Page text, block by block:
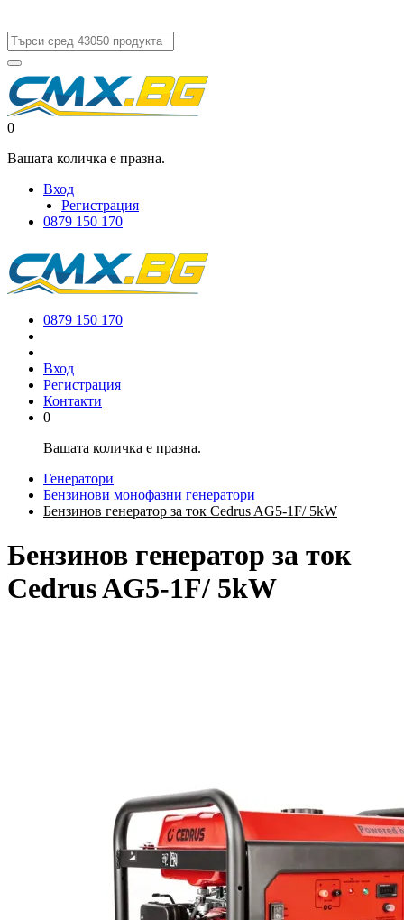
0
Вашата количка е празна.
Вход
Регистрация
0879 150 170
0879 150 170
Вход
Регистрация
Контакти
0
Вашата количка е празна.
Генератори
Бензинови монофазни генератори
Бензинов генератор за ток Cedrus AG5-1F/ 5kW
Бензинов генератор за ток
Cedrus AG5-1F/ 5kW